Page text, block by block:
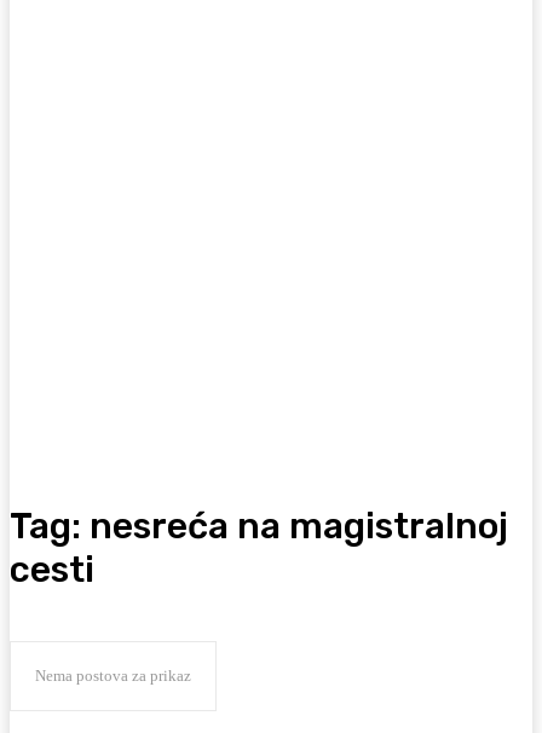
Tag: nesreća na magistralnoj
cesti
Nema postova za prikaz